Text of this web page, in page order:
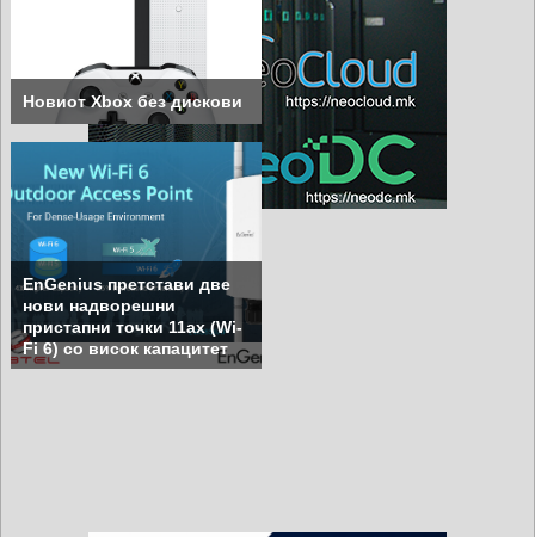
Новиот Xbox без дискови
EnGenius претстави две
нови надворешни
пристапни точки 11ax (Wi-
Fi 6) со висок капацитет